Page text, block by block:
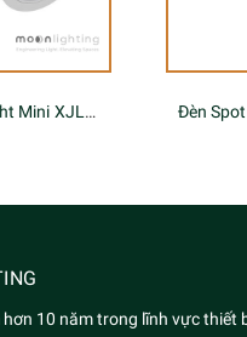
Đèn Spotlight Mini XJL Series
10 năm trong lĩnh vực thiết